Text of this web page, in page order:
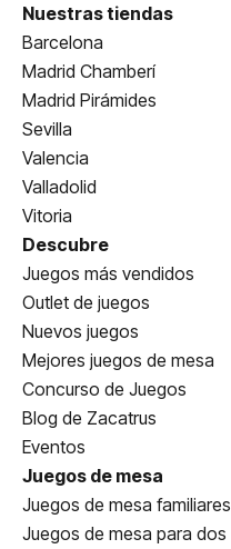
Nuestras tiendas
Barcelona
Madrid Chamberí
Madrid Pirámides
Sevilla
Valencia
Valladolid
Vitoria
Descubre
Juegos más vendidos
Outlet de juegos
Nuevos juegos
Mejores juegos de mesa
Concurso de Juegos
Blog de Zacatrus
Eventos
Juegos de mesa
Juegos de mesa familiares
Juegos de mesa para dos